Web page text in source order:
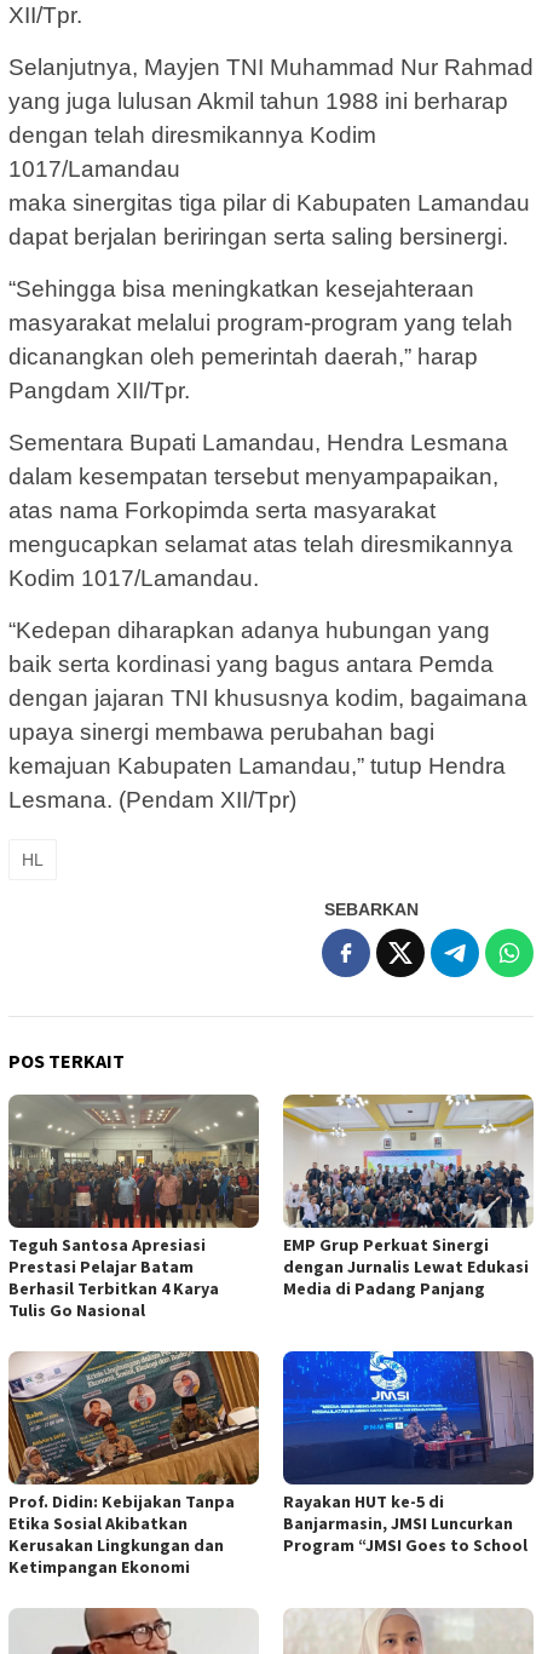
XII/Tpr.
Selanjutnya, Mayjen TNI Muhammad Nur Rahmad
yang juga lulusan Akmil tahun 1988 ini berharap
dengan telah diresmikannya Kodim
1017/Lamandau
maka sinergitas tiga pilar di Kabupaten Lamandau
dapat berjalan beriringan serta saling bersinergi.
“Sehingga bisa meningkatkan kesejahteraan
masyarakat melalui program-program yang telah
dicanangkan oleh pemerintah daerah,” harap
Pangdam XII/Tpr.
Sementara Bupati Lamandau, Hendra Lesmana
dalam kesempatan tersebut menyampapaikan,
atas nama Forkopimda serta masyarakat
mengucapkan selamat atas telah diresmikannya
Kodim 1017/Lamandau.
“Kedepan diharapkan adanya hubungan yang
baik serta kordinasi yang bagus antara Pemda
dengan jajaran TNI khususnya kodim, bagaimana
upaya sinergi membawa perubahan bagi
kemajuan Kabupaten Lamandau,” tutup Hendra
Lesmana. (Pendam XII/Tpr)
HL
SEBARKAN
POS TERKAIT
Teguh Santosa Apresiasi
Prestasi Pelajar Batam
Berhasil Terbitkan 4 Karya
Tulis Go Nasional
EMP Grup Perkuat Sinergi
dengan Jurnalis Lewat Edukasi
Media di Padang Panjang
Prof. Didin: Kebijakan Tanpa
Etika Sosial Akibatkan
Kerusakan Lingkungan dan
Ketimpangan Ekonomi
Rayakan HUT ke-5 di
Banjarmasin, JMSI Luncurkan
Program “JMSI Goes to School